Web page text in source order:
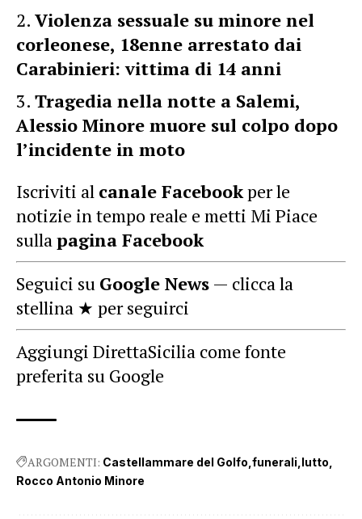
Violenza sessuale su minore nel
corleonese, 18enne arrestato dai
Carabinieri: vittima di 14 anni
Tragedia nella notte a Salemi,
Alessio Minore muore sul colpo dopo
l’incidente in moto
Iscriviti al canale Facebookper le
notizie in tempo reale e metti Mi Piace
sullapagina Facebook
Seguici su Google News — clicca la
stellina ★ per seguirci
Aggiungi DirettaSicilia come fonte
preferita su Google
ARGOMENTI: Castellammare del Golfo funerali lutto
Rocco Antonio Minore